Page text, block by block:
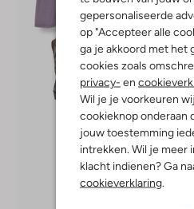
gepersonaliseerde
op "Accepteer alle
ga je akkoord met het
cookies zoals
privacy- en
Wil je je voorkeuren
cookieknop onderaan
jouw toestemming
intrekken. Wil je meer
klacht indienen? Ga
cookieverklaring.